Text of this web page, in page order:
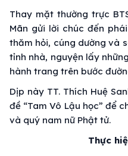
Thay mặt thường trực
Mãn gửi lời chúc đến
thăm hỏi, cúng dường và
tỉnh nhà, nguyện lấy
hành trang trên bước
Dịp này TT. Thích Huệ
đề “Tam Vô Lậu học” để
và quý nam nữ Phật tử.
Thực